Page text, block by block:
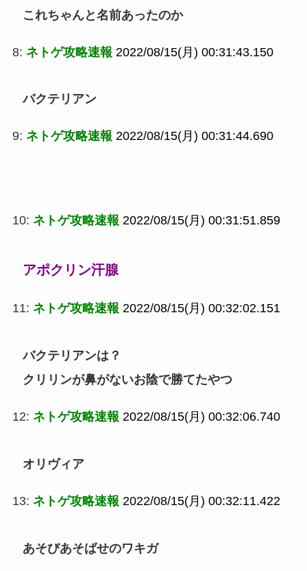
これちゃんと名前あったのか
8: ネトゲ攻略速報 2022/08/15(月) 00:31:43.150
バクテリアン
9: ネトゲ攻略速報 2022/08/15(月) 00:31:44.690
10: ネトゲ攻略速報 2022/08/15(月) 00:31:51.859
アポクリン汗腺
11: ネトゲ攻略速報 2022/08/15(月) 00:32:02.151
バクテリアンは？
クリリンが鼻がないお陰で勝てたやつ
12: ネトゲ攻略速報 2022/08/15(月) 00:32:06.740
オリヴィア
13: ネトゲ攻略速報 2022/08/15(月) 00:32:11.422
あそびあそばせのワキガ